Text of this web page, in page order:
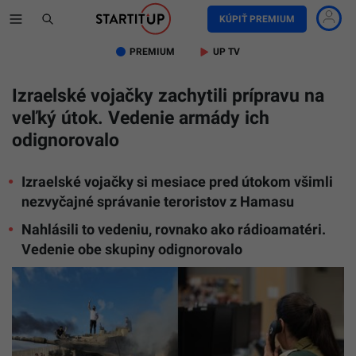
KÚPIŤ PREMIUM
PREMIUM UP TV
Izraelské vojačky zachytili prípravu na
veľký útok. Vedenie armády ich
odignorovalo
Izraelské vojačky si mesiace pred útokom všimli
nezvyčajné správanie teroristov z Hamasu
Nahlásili to vedeniu, rovnako ako rádioamatéri.
Vedenie obe skupiny odignorovalo